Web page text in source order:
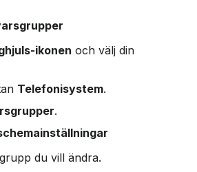
ikonen och välj din
Telefonisystem.
.
du vill ändra.